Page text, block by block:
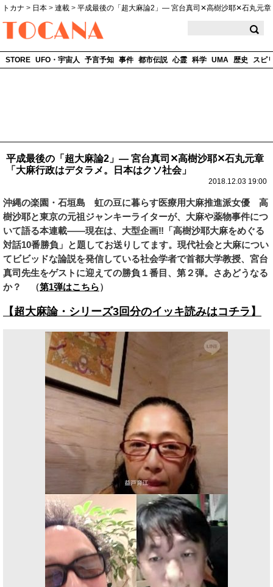
トカナ > 日本 > 連載 > 平成最後の「超大麻論2」― 宮台真司✕高樹沙耶✕石丸元章
STORE UFO・宇宙人 予言予知 事件 都市伝説 心霊 科学 UMA 歴史 スピ
平成最後の「超大麻論2」― 宮台真司✕高樹沙耶✕石丸元章
「大麻行政はデタラメ。日本はクソ社会」
2018.12.03 19:00
沖縄の楽園・石垣島 虹の豆に暮らす医療用大麻推進派女優 高
樹沙耶と東京の元祖ジャンキーライターが、大麻や薬物事件につ
いて語る本連載――現在は、大型企画‼「高樹沙耶大麻をめぐる
対話10番勝負」と題してお送りしてます。現代社会と大麻につい
てビビッドな論説を発信している社会学者で首都大学教授、宮台
真司先生をゲストに迎えての勝負１番目、第２弾。さあどうなる
か？ （第1弾はこちら）
【超大麻論・シリーズ3回分のイッキ読みはコチラ】